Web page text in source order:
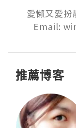
愛懶又愛
Email:
推薦博客